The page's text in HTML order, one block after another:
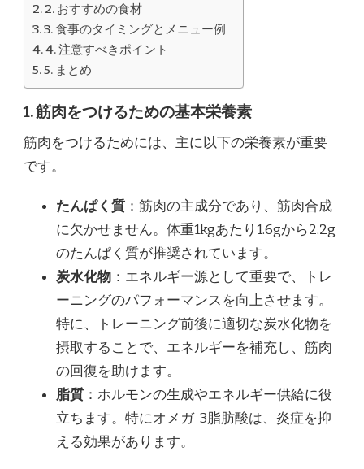
2. おすすめの食材
3. 食事のタイミングとメニュー例
4. 注意すべきポイント
5. まとめ
1. 筋肉をつけるための基本栄養素
筋肉をつけるためには、主に以下の栄養素が重要
です。
たんぱく質 ：筋肉の主成分であり、筋肉合成
に欠かせません。体重1kgあたり1.6gから2.2g
のたんぱく質が推奨されています。
炭水化物 ：エネルギー源として重要で、トレ
ーニングのパフォーマンスを向上させます。
特に、トレーニング前後に適切な炭水化物を
摂取することで、エネルギーを補充し、筋肉
の回復を助けます。
脂質 ：ホルモンの生成やエネルギー供給に役
立ちます。特にオメガ-3脂肪酸は、炎症を抑
える効果があります。